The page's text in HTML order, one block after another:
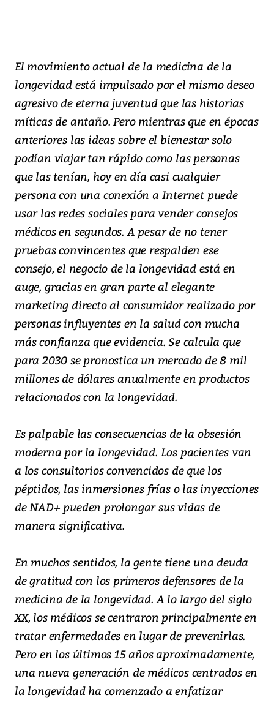
El movimiento actual de la medicina de la
longevidad está impulsado por el mismo deseo
agresivo de eterna juventud que las historias
míticas de antaño. Pero mientras que en épocas
anteriores las ideas sobre el bienestar solo
podían viajar tan rápido como las personas
que las tenían, hoy en día casi cualquier
persona con una conexión a Internet puede
usar las redes sociales para vender consejos
médicos en segundos. A pesar de no tener
pruebas convincentes que respalden ese
consejo, el negocio de la longevidad está en
auge, gracias en gran parte al elegante
marketing directo al consumidor realizado por
personas influyentes en la salud con mucha
más confianza que evidencia. Se calcula que
para 2030 se pronostica un mercado de 8 mil
millones de dólares anualmente en productos
relacionados con la longevidad.
Es palpable las consecuencias de la obsesión
moderna por la longevidad. Los pacientes van
a los consultorios convencidos de que los
péptidos, las inmersiones frías o las inyecciones
de NAD+ pueden prolongar sus vidas de
manera significativa.
En muchos sentidos, la gente tiene una deuda
de gratitud con los primeros defensores de la
medicina de la longevidad. A lo largo del siglo
XX, los médicos se centraron principalmente en
tratar enfermedades en lugar de prevenirlas.
Pero en los últimos 15 años aproximadamente,
una nueva generación de médicos centrados en
la longevidad ha comenzado a enfatizar